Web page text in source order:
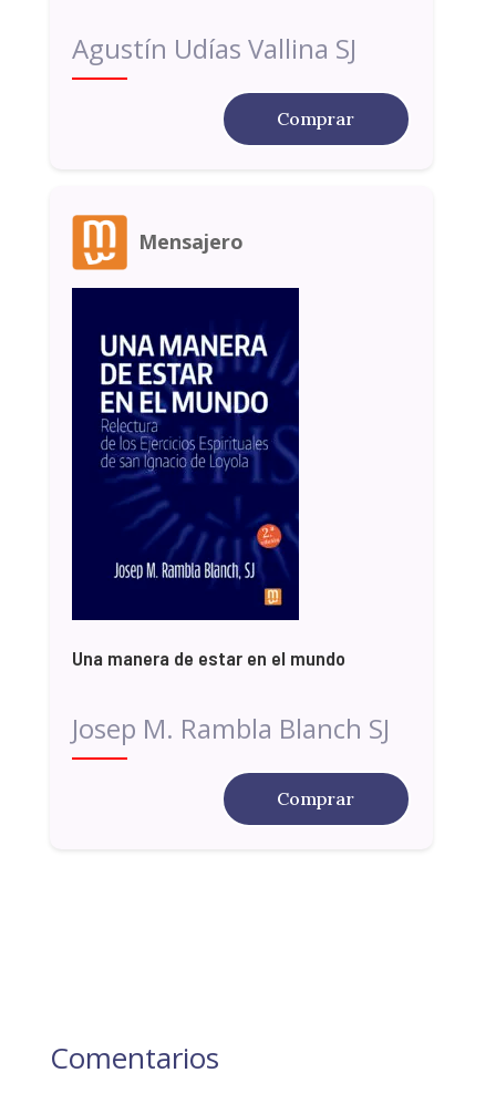
Agustín Udías Vallina SJ
Comprar
Mensajero
Una manera de estar en el mundo
Josep M. Rambla Blanch SJ
Comprar
Comentarios